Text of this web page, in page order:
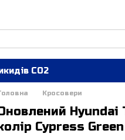
СО2
Кросовери
Hyundai
Cypress